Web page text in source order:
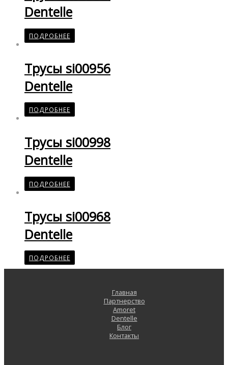
Dentelle
ПОДРОБНЕЕ
Трусы si00956
Dentelle
ПОДРОБНЕЕ
Трусы si00998
Dentelle
ПОДРОБНЕЕ
Трусы si00968
Dentelle
ПОДРОБНЕЕ
Главная
Партнерство
Amoret
Dentelle
Блог
Контакты